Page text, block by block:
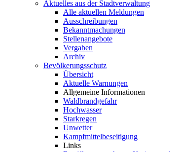
Aktuelles aus der Stadtverwaltung
Alle aktuellen Meldungen
Ausschreibungen
Bekanntmachungen
Stellenangebote
Vergaben
Archiv
Bevölkerungsschutz
Übersicht
Aktuelle Warnungen
Allgemeine Informationen
Waldbrandgefahr
Hochwasser
Starkregen
Unwetter
Kampfmittelbeseitigung
Links